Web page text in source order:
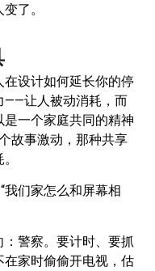
了。
设计如何延长你的停
——让人被动消耗，而
一个家庭共同的精神
故事激动，那种共享
我们家怎么和屏幕相
警察。要计时、要抓
家时偷偷开电视，估